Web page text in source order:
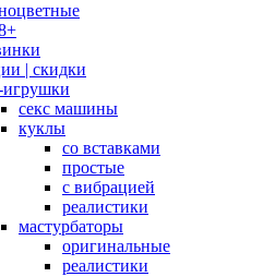
| скидки
игрушки
секс машины
куклы
со вставками
простые
с вибрацией
реалистики
мастурбаторы
оригинальные
реалистики